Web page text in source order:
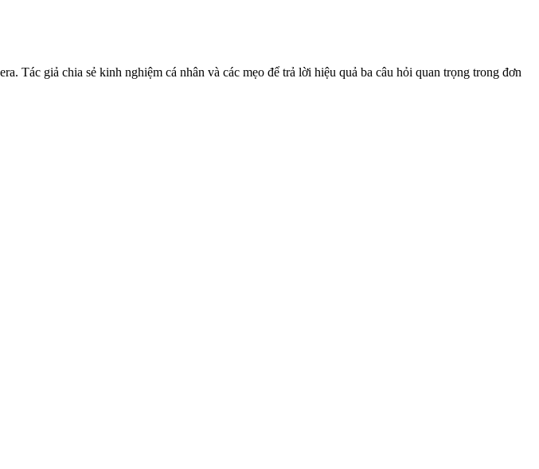
Tác giả chia sẻ kinh nghiệm cá nhân và các mẹo để trả lời hiệu quả ba câu hỏi quan trọng trong đơn